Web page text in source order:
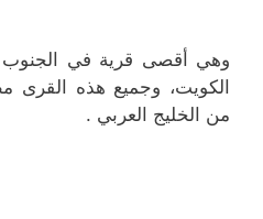
وهي أقصى قرية في الجنوب
الكويت، وجميع هذه القرى
من الخليج العربي .